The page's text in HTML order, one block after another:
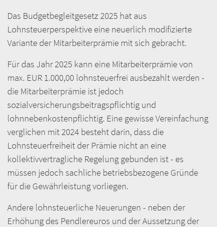
Das Budgetbegleitgesetz 2025 hat aus
Lohnsteuerperspektive eine neuerlich modifizierte
Variante der Mitarbeiterprämie mit sich gebracht.
Für das Jahr 2025 kann eine Mitarbeiterprämie von
max. EUR 1.000,00 lohnsteuerfrei ausbezahlt werden -
die Mitarbeiterprämie ist jedoch
sozialversicherungsbeitragspflichtig und
lohnnebenkostenpflichtig. Eine gewisse Vereinfachung
verglichen mit 2024 besteht darin, dass die
Lohnsteuerfreiheit der Prämie nicht an eine
kollektivvertragliche Regelung gebunden ist - es
müssen jedoch sachliche betriebsbezogene Gründe
für die Gewährleistung vorliegen.
Andere lohnsteuerliche Neuerungen - neben der
Erhöhung des Pendlereuros und der Aussetzung der